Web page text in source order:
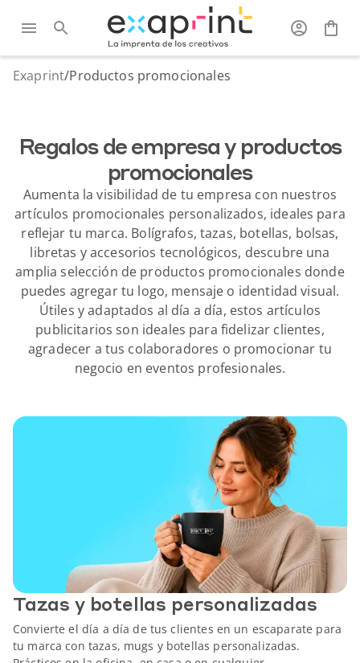
Exaprint/Productos promocionales
Regalos de empresa y productos
promocionales
Aumenta la visibilidad de tu empresa con nuestros
artículos promocionales personalizados, ideales para
reflejar tu marca. Bolígrafos, tazas, botellas, bolsas,
libretas y accesorios tecnológicos, descubre una
amplia selección de productos promocionales donde
puedes agregar tu logo, mensaje o identidad visual.
Útiles y adaptados al día a día, estos artículos
publicitarios son ideales para fidelizar clientes,
agradecer a tus colaboradores o promocionar tu
negocio en eventos profesionales.
Tazas y botellas personalizadas
Convierte el día a día de tus clientes en un escaparate para
tu marca con tazas, mugs y botellas personalizadas.